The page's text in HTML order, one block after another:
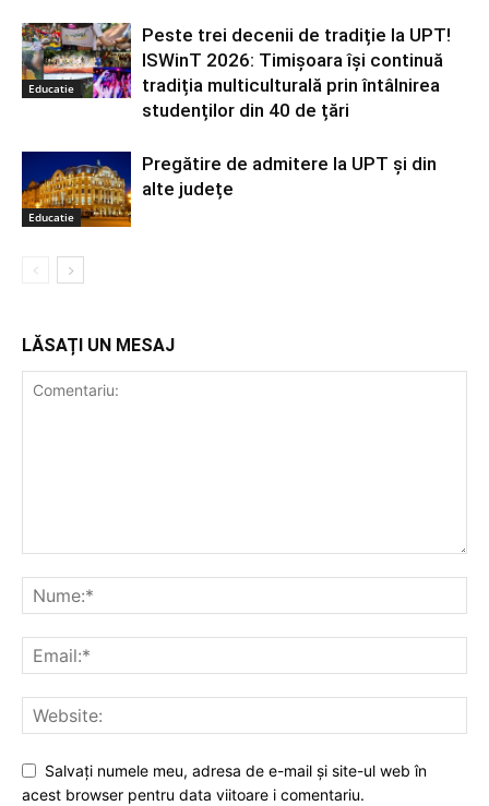
Educatie
Peste trei decenii de tradiție la UPT!
ISWinT 2026: Timișoara își continuă
tradiția multiculturală prin întâlnirea
studenților din 40 de țări
Educatie
Pregătire de admitere la UPT și din
alte județe
LĂSAȚI UN MESAJ
Salvați numele meu, adresa de e-mail și site-ul web în
acest browser pentru data viitoare i comentariu.